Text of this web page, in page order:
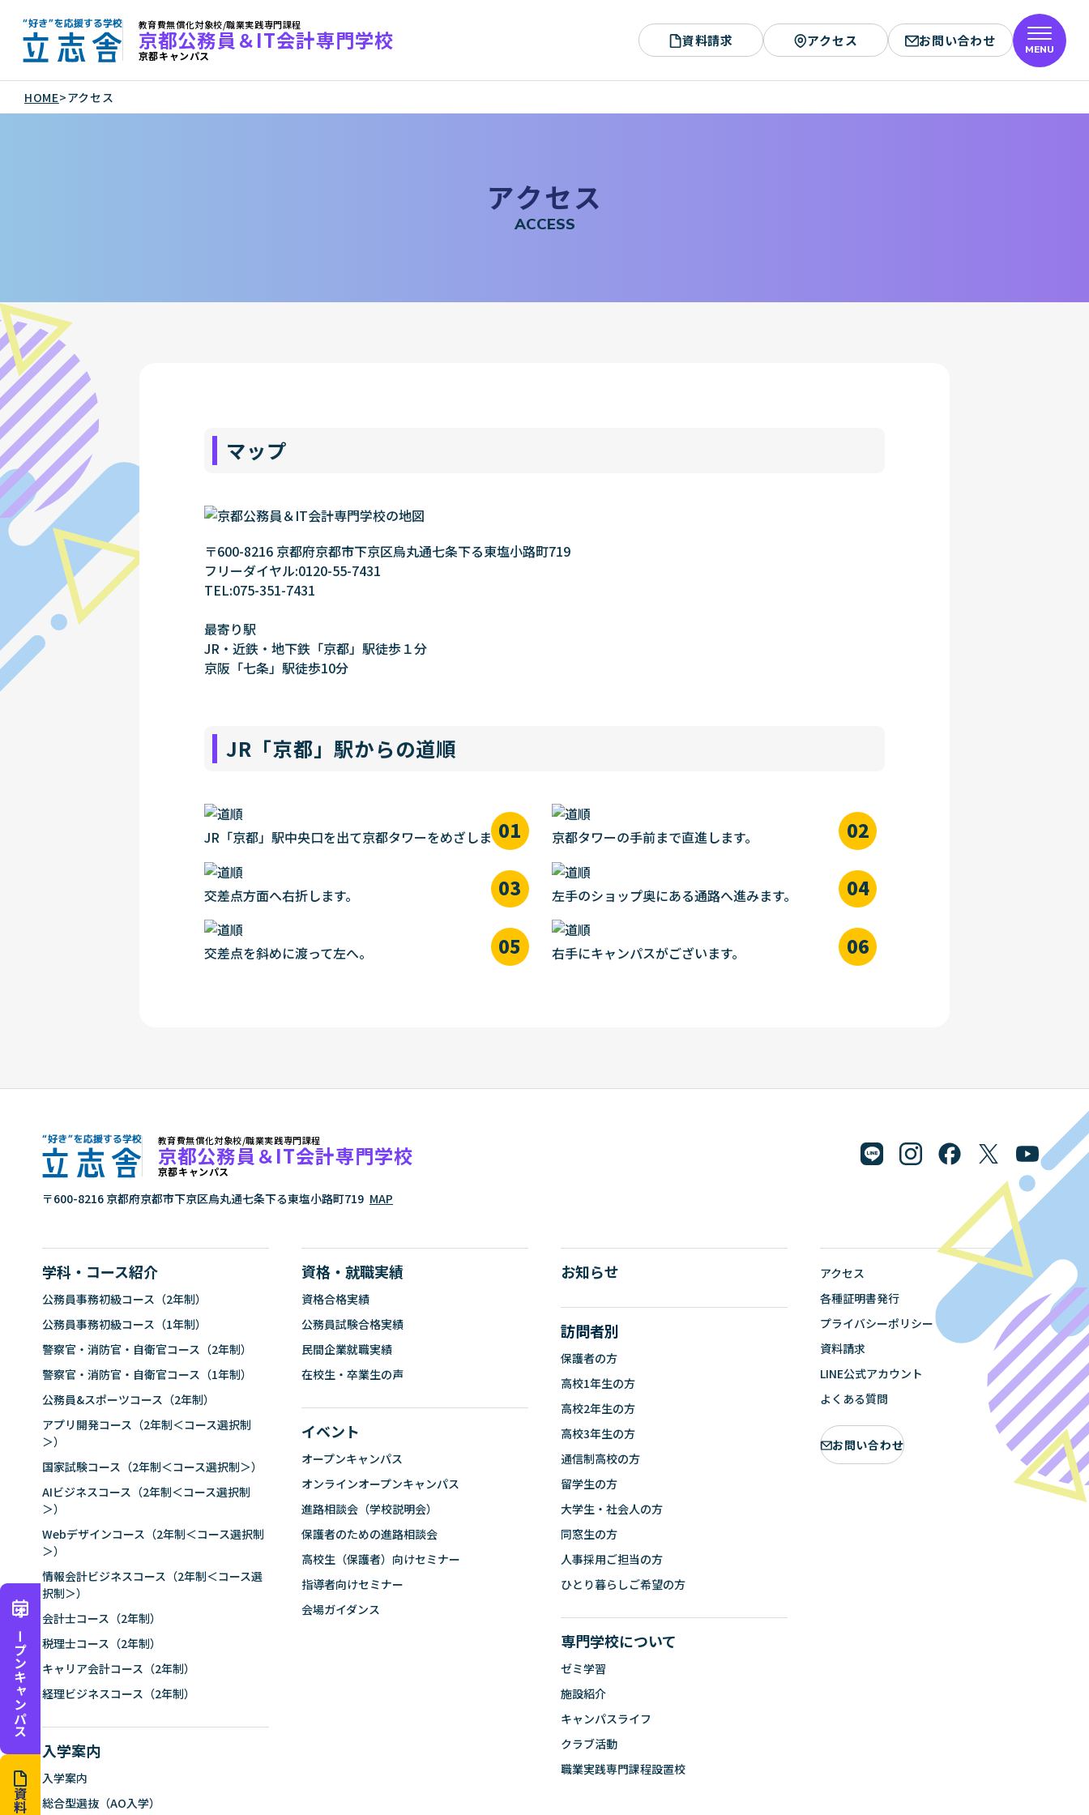
オープンキャンパス
教育費無償化対象校/職業実践専門課程
京都公務員＆IT会計専門学校
京都キャンパス
資料請求 アクセス お問い合わせ
MENU
HOME>アクセス
アクセス
ACCESS
マップ
〒600-8216 京都府京都市下京区烏丸通七条下る東塩小路町719
フリーダイヤル:0120-55-7431
TEL:075-351-7431
最寄り駅
JR・近鉄・地下鉄「京都」駅徒歩１分
京阪「七条」駅徒歩10分
JR「京都」駅からの道順
JR「京都」駅中央口を出て京都タワーをめざします。 京都タワーの手前まで直進します。
交差点方面へ右折します。 左手のショップ奥にある通路へ進みます。
交差点を斜めに渡って左へ。 右手にキャンパスがございます。
教育費無償化対象校/職業実践専門課程
京都公務員＆IT会計専門学校
京都キャンパス
〒600-8216 京都府京都市下京区烏丸通七条下る東塩小路町719 MAP
学科・コース紹介
公務員事務初級コース（2年制）
公務員事務初級コース（1年制）
警察官・消防官・自衛官コース（2年制）
警察官・消防官・自衛官コース（1年制）
公務員&スポーツコース（2年制）
アプリ開発コース（2年制＜コース選択制
＞）
国家試験コース（2年制＜コース選択制＞）
AIビジネスコース（2年制＜コース選択制
＞）
Webデザインコース（2年制＜コース選択制
＞）
情報会計ビジネスコース（2年制＜コース選
択制＞）
会計士コース（2年制）
税理士コース（2年制）
キャリア会計コース（2年制）
経理ビジネスコース（2年制）
入学案内
入学案内
総合型選抜（AO入学）
資格・就職実績
資格合格実績
公務員試験合格実績
民間企業就職実績
在校生・卒業生の声
イベント
オープンキャンパス
オンラインオープンキャンパス
進路相談会（学校説明会）
保護者のための進路相談会
高校生（保護者）向けセミナー
指導者向けセミナー
会場ガイダンス
お知らせ
訪問者別
保護者の方
高校1年生の方
高校2年生の方
高校3年生の方
通信制高校の方
留学生の方
大学生・社会人の方
同窓生の方
人事採用ご担当の方
ひとり暮らしご希望の方
専門学校について
ゼミ学習
施設紹介
キャンパスライフ
クラブ活動
職業実践専門課程設置校
アクセス
各種証明書発行
プライバシーポリシー
資料請求
LINE公式アカウント
よくある質問
お問い合わせ